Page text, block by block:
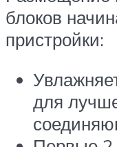
блоков
пристройки:
для